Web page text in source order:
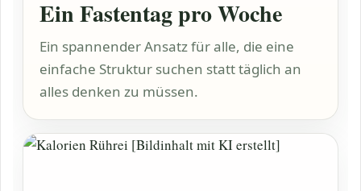
Ein Fastentag pro Woche
Ein spannender Ansatz für alle, die eine
einfache Struktur suchen statt täglich an
alles denken zu müssen.